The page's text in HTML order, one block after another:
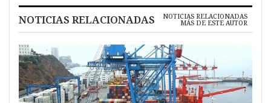
NOTICIAS RELACIONADAS NOTICIAS RELACIONADAS
MÁS DE ESTE AUTOR